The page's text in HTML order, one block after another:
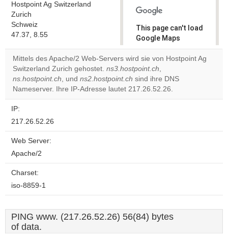
Hostpoint Ag Switzerland
Zurich
Schweiz
47.37, 8.55
This page can't load
Google Maps
correctly.
Do you
own this
website?
Mittels des Apache/2 Web-Servers wird sie von Hostpoint Ag
Switzerland Zurich gehostet. ns3.hostpoint.ch,
ns.hostpoint.ch, und ns2.hostpoint.ch sind ihre DNS
Nameserver. Ihre IP-Adresse lautet 217.26.52.26.
IP:
217.26.52.26
Web Server:
Apache/2
Charset:
iso-8859-1
PING www. (217.26.52.26) 56(84) bytes
of data.